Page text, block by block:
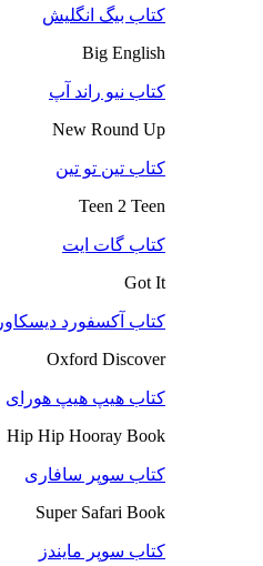
کتاب بیگ انگلیش
Big English
کتاب نیو راند آپ
New Round Up
کتاب تین تو تین
Teen 2 Teen
کتاب گات ایت
Got It
کتاب آکسفورد دیسکاور
Oxford Discover
کتاب هیپ هیپ هورای
Hip Hip Hooray Book
کتاب سوپر سافاری
Super Safari Book
کتاب سوپر مایندز